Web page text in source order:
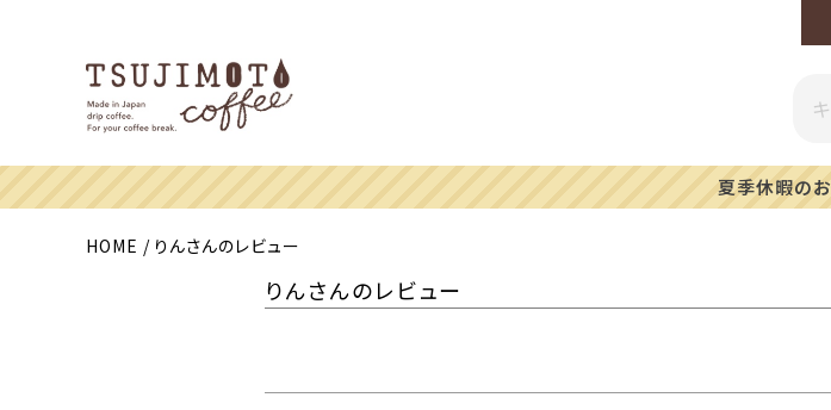
一
HOME りんさんのレビュー
りんさんのレビュー